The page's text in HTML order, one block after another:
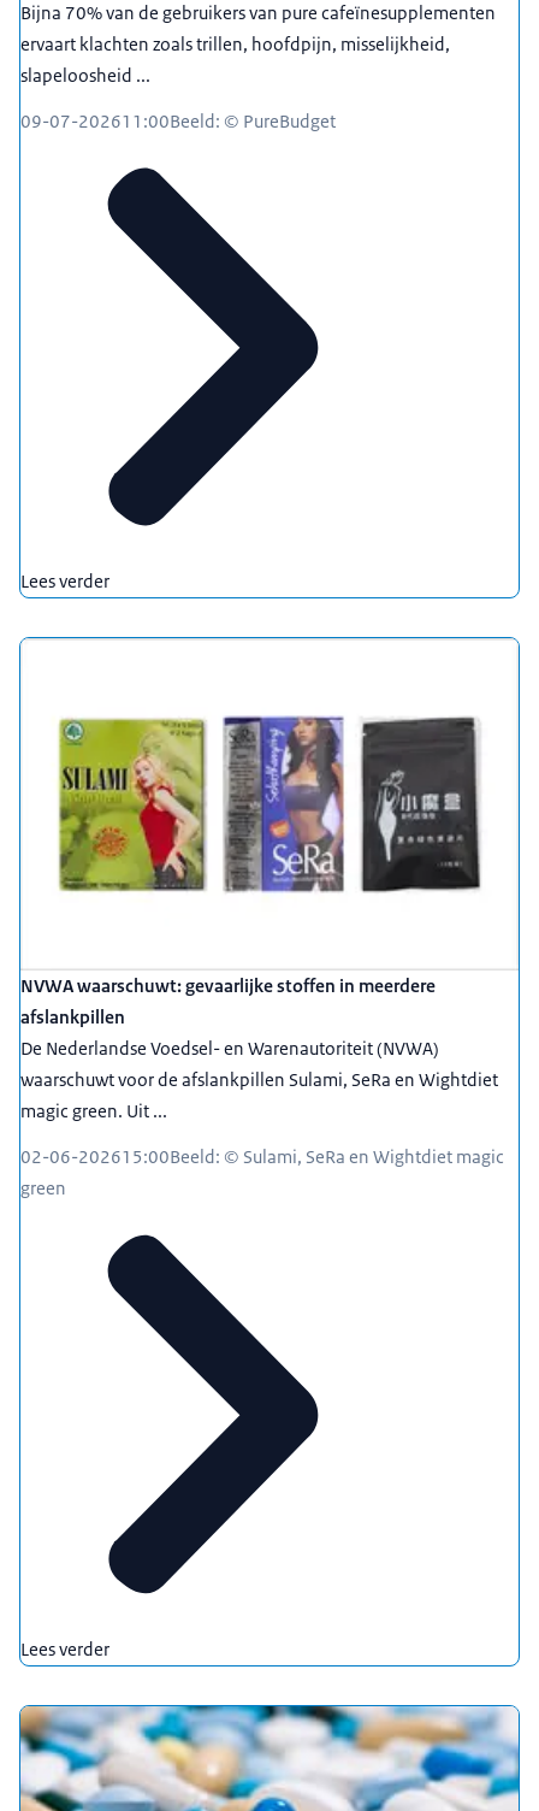
Bijna 70% van de gebruikers van pure cafeïnesupplementen
ervaart klachten zoals trillen, hoofdpijn, misselijkheid,
slapeloosheid ...
09-07-202611:00Beeld: © PureBudget
Lees verder
NVWA waarschuwt: gevaarlijke stoffen in meerdere
afslankpillen
De Nederlandse Voedsel- en Warenautoriteit (NVWA)
waarschuwt voor de afslankpillen Sulami, SeRa en Wightdiet
magic green. Uit ...
02-06-202615:00Beeld: © Sulami, SeRa en Wightdiet magic
green
Lees verder